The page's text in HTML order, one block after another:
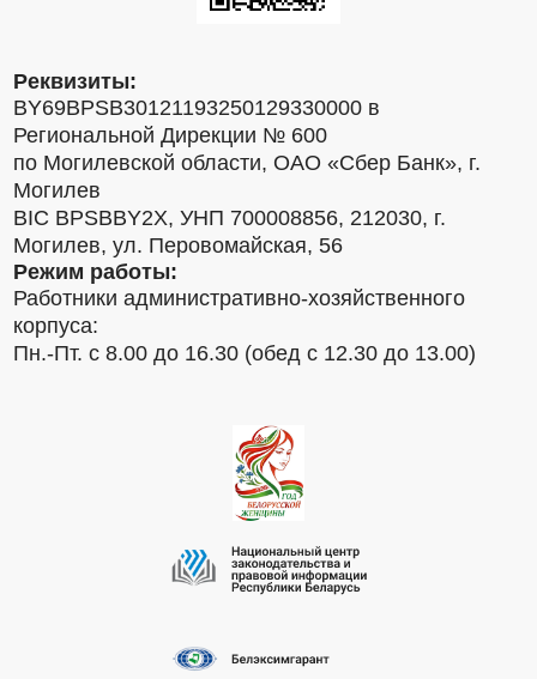
Реквизиты:
BY69BPSB30121193250129330000 в
Региональной Дирекции № 600
по Могилевской области, ОАО «Сбер Банк», г.
Могилев
BIC BPSBBY2X, УНП 700008856, 212030, г.
Могилев, ул. Перовомайская, 56
Режим работы:
Работники административно-хозяйственного
корпуса:
Пн.-Пт. с 8.00 до 16.30 (обед с 12.30 до 13.00)